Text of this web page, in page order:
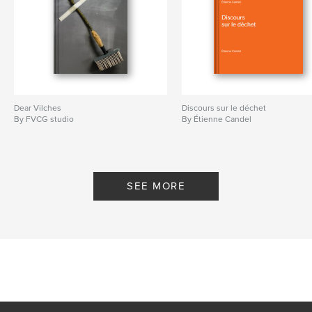
Dear Vilches
By FVCG studio
Discours sur le déchet
By Étienne Candel
SEE MORE